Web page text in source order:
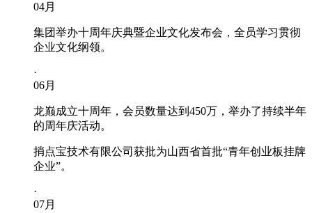
04月
集团举办十周年庆典暨企业文化发布会，全员学习贯彻
企业文化纲领。
·
06月
龙巅成立十周年，会员数量达到450万，举办了持续半年
的周年庆活动。
捎点宝技术有限公司获批为山西省首批“青年创业板挂牌
企业”。
·
07月